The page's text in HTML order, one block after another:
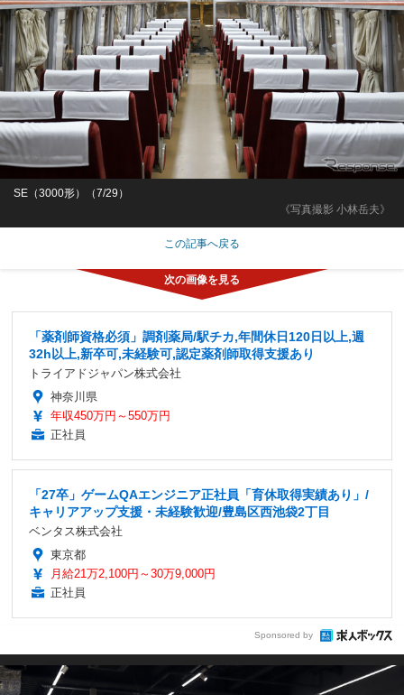
《写真撮影 小林岳夫》
SE（3000形）（7/29）
この記事へ戻る
「薬剤師資格必須」調剤薬局/駅チカ,年間休日120日以上,週
32h以上,新卒可,未経験可,認定薬剤師取得支援あり
トライアドジャパン株式会社
神奈川県
年収450万円～550万円
正社員
「27卒」ゲームQAエンジニア正社員「育休取得実績あり」/
キャリアアップ支援・未経験歓迎/豊島区西池袋2丁目
ベンタス株式会社
東京都
月給21万2,100円～30万9,000円
正社員
Sponsored by